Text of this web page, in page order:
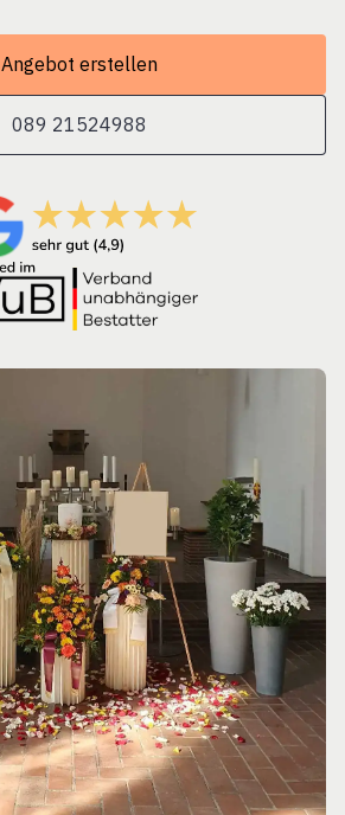
Angebot erstellen
089 21524988